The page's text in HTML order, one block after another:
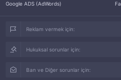
Google ADS (AdWords)
Reklam vermek için:
Hukuksal sorunlar için:
Ban ve Diğer sorunlar için: